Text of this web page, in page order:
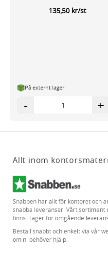
135,50 kr/st
På externt lager
- +
Allt inom
Snabben har allt för kontoret och
snabba leveranser. Vårt
finns i lager för omgående leverans.
Beställ snabbt och enkelt via vår
om ni behöver hjälp.